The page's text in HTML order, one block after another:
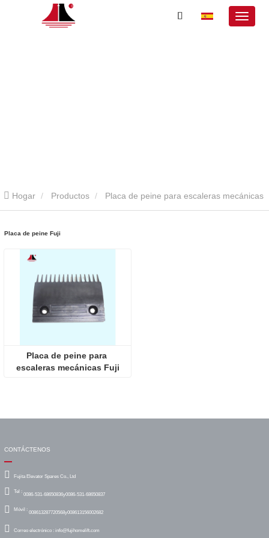
Hogar Productos Placa de peine para escaleras mecánicas
Placa de peine Fuji
Placa de peine para
escaleras mecánicas Fuji
CONTÁCTENOS
Fujita Elevator Spares Co., Ltd
Tel : 0086-531-68650836y0086-531-68650837
Móvil : 008613287720568y008613156002682
Correo electrónico : info@fujihomelift.com